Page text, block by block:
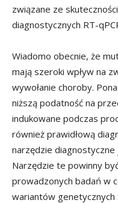
związane ze
diagnostycznych RT-
Wiadomo obecnie, że
mają szeroki wpływ na
wywołanie choroby.
niższą podatność na
indukowane podczas
również prawidłową
narzędzie
Narzędzie te powinny
prowadzonych badań w
wariantów genetycznych